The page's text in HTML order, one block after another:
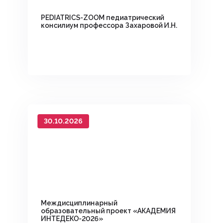
PEDIATRICS-ZOOM педиатрический
консилиум профессора Захаровой И.Н.
30.10.2026
Междисциплинарный
образовательный проект «АКАДЕМИЯ
ИНТЕДЕКО-2026»